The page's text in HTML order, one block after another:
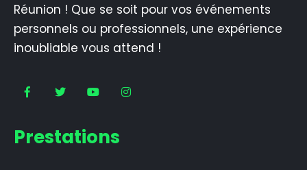
Réunion ! Que se soit pour vos événements
personnels ou professionnels, une expérience
inoubliable vous attend !
Prestations